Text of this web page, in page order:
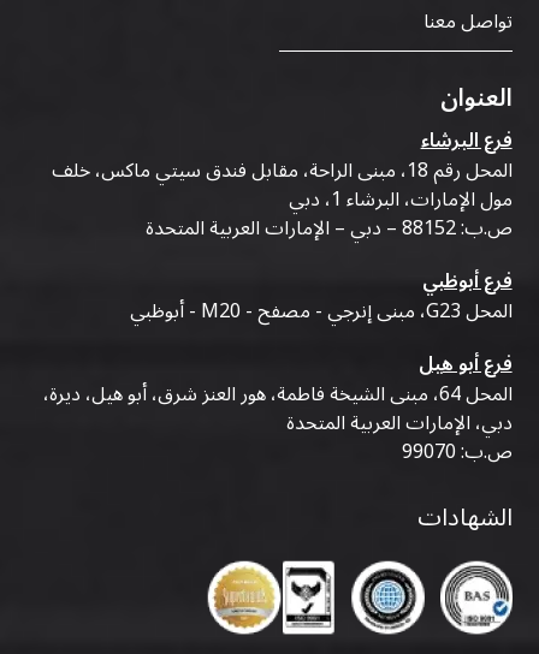
تواصل معنا
العنوان
فرع البرشاء
المحل رقم 18، مبنى الراحة، مقابل فندق سيتي ماكس، خلف
مول الإمارات، البرشاء 1، دبي
ص.ب: 88152 – دبي – الإمارات العربية المتحدة
فرع أبوظبي
المحل G23، مبنى إنرجي - مصفح - M20 - أبوظبي
فرع أبو هيل
المحل 64، مبنى الشيخة فاطمة، هور العنز شرق، أبو هيل، ديرة،
دبي، الإمارات العربية المتحدة
ص.ب: 99070
الشهادات